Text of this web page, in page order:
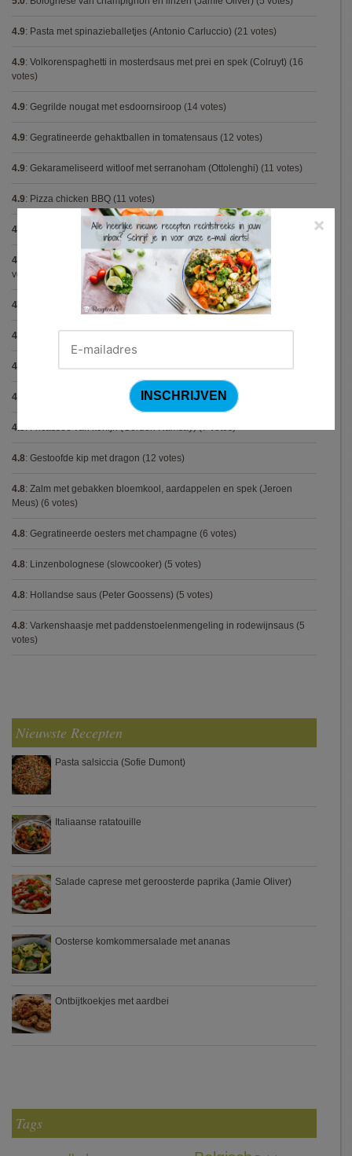
4.9: Pasta met spinazieballetjes (Antonio Carluccio) (21 votes)
4.9: Volkorenspaghetti in mosterdsaus met prei en spek (Colruyt) (16
votes)
4.9: Gegrilde nougat met esdoornsiroop (14 votes)
4.9: Gegratineerde gehaktballen in tomatensaus (12 votes)
4.9: Gekarameliseerd witloof met serranoham (Ottolenghi) (11 votes)
4.9: Pizza chicken BBQ (11 votes)
4.9 Steak chimichurri (Gordon Ramsay)(10 votes)
4.9 Aspergepuree met garnalen en zure room (Piet Huysentruyt)
votes)
4.9 Konijn op Italiaanse wijze (9 votes)
4.9
4.9 Courgette carbonara(8 votes)
4.9 (7 votes)
4.9:Fricassee van konijn (Gordon Ramsay)(7 votes)
4.8: Gestoofde kip met dragon (12 votes)
4.8: Zalm met gebakken bloemkool, aardappelen en spek (Jeroen
Meus) (6 votes)
4.8: Gegratineerde oesters met champagne (6 votes)
4.8: Linzenbolognese (slowcooker) (5 votes)
4.8: Hollandse saus (Peter Goossens) (5 votes)
4.8: Varkenshaasje met paddenstoelenmengeling in rodewijnsaus (5
votes)
Nieuwste Recepten
Pasta salsiccia (Sofie Dumont)
Italiaanse ratatouille
Salade caprese met geroosterde paprika (Jamie Oliver)
Oosterse komkommersalade met ananas
Ontbijtkoekjes met aardbei
Tags
×